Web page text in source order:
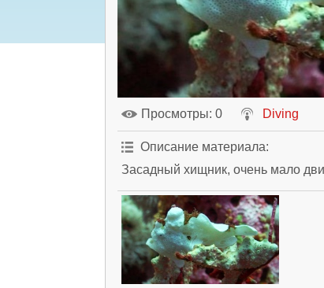
Просмотры: 0 Diving
Описание материала:
Засадный хищник, очень мало